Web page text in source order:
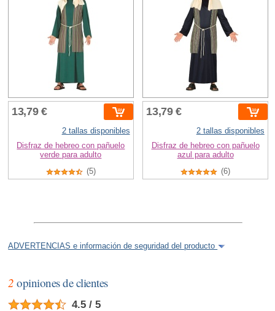
13,79 €
2 tallas disponibles
Disfraz de hebreo con pañuelo
verde para adulto
(5)
13,79 €
2 tallas disponibles
Disfraz de hebreo con pañuelo
azul para adulto
(6)
ADVERTENCIAS e información de seguridad del producto
2 opiniones de clientes
4.5 / 5